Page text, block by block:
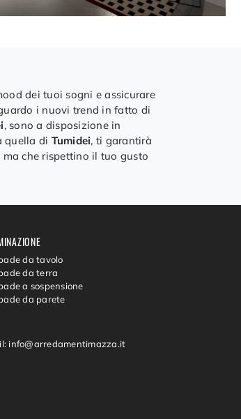
dei tuoi sogni e assicurare
i nuovi trend in fatto di
, sono a disposizione in
quella di Tumidei, ti garantirà
che rispettino il tuo gusto
da tavolo
da terra
a sospensione
da parete
info@arredamentimazza.it